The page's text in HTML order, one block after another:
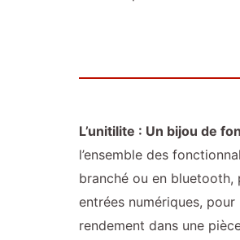
L’unitilite : Un bijou de
l’ensemble des
branché ou en bluetooth,
entrées numériques,
rendement dans une